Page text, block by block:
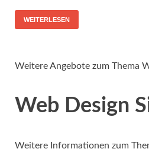
WEITERLESEN
Weitere Angebote zum Thema
Web Design
Weitere Informationen zum